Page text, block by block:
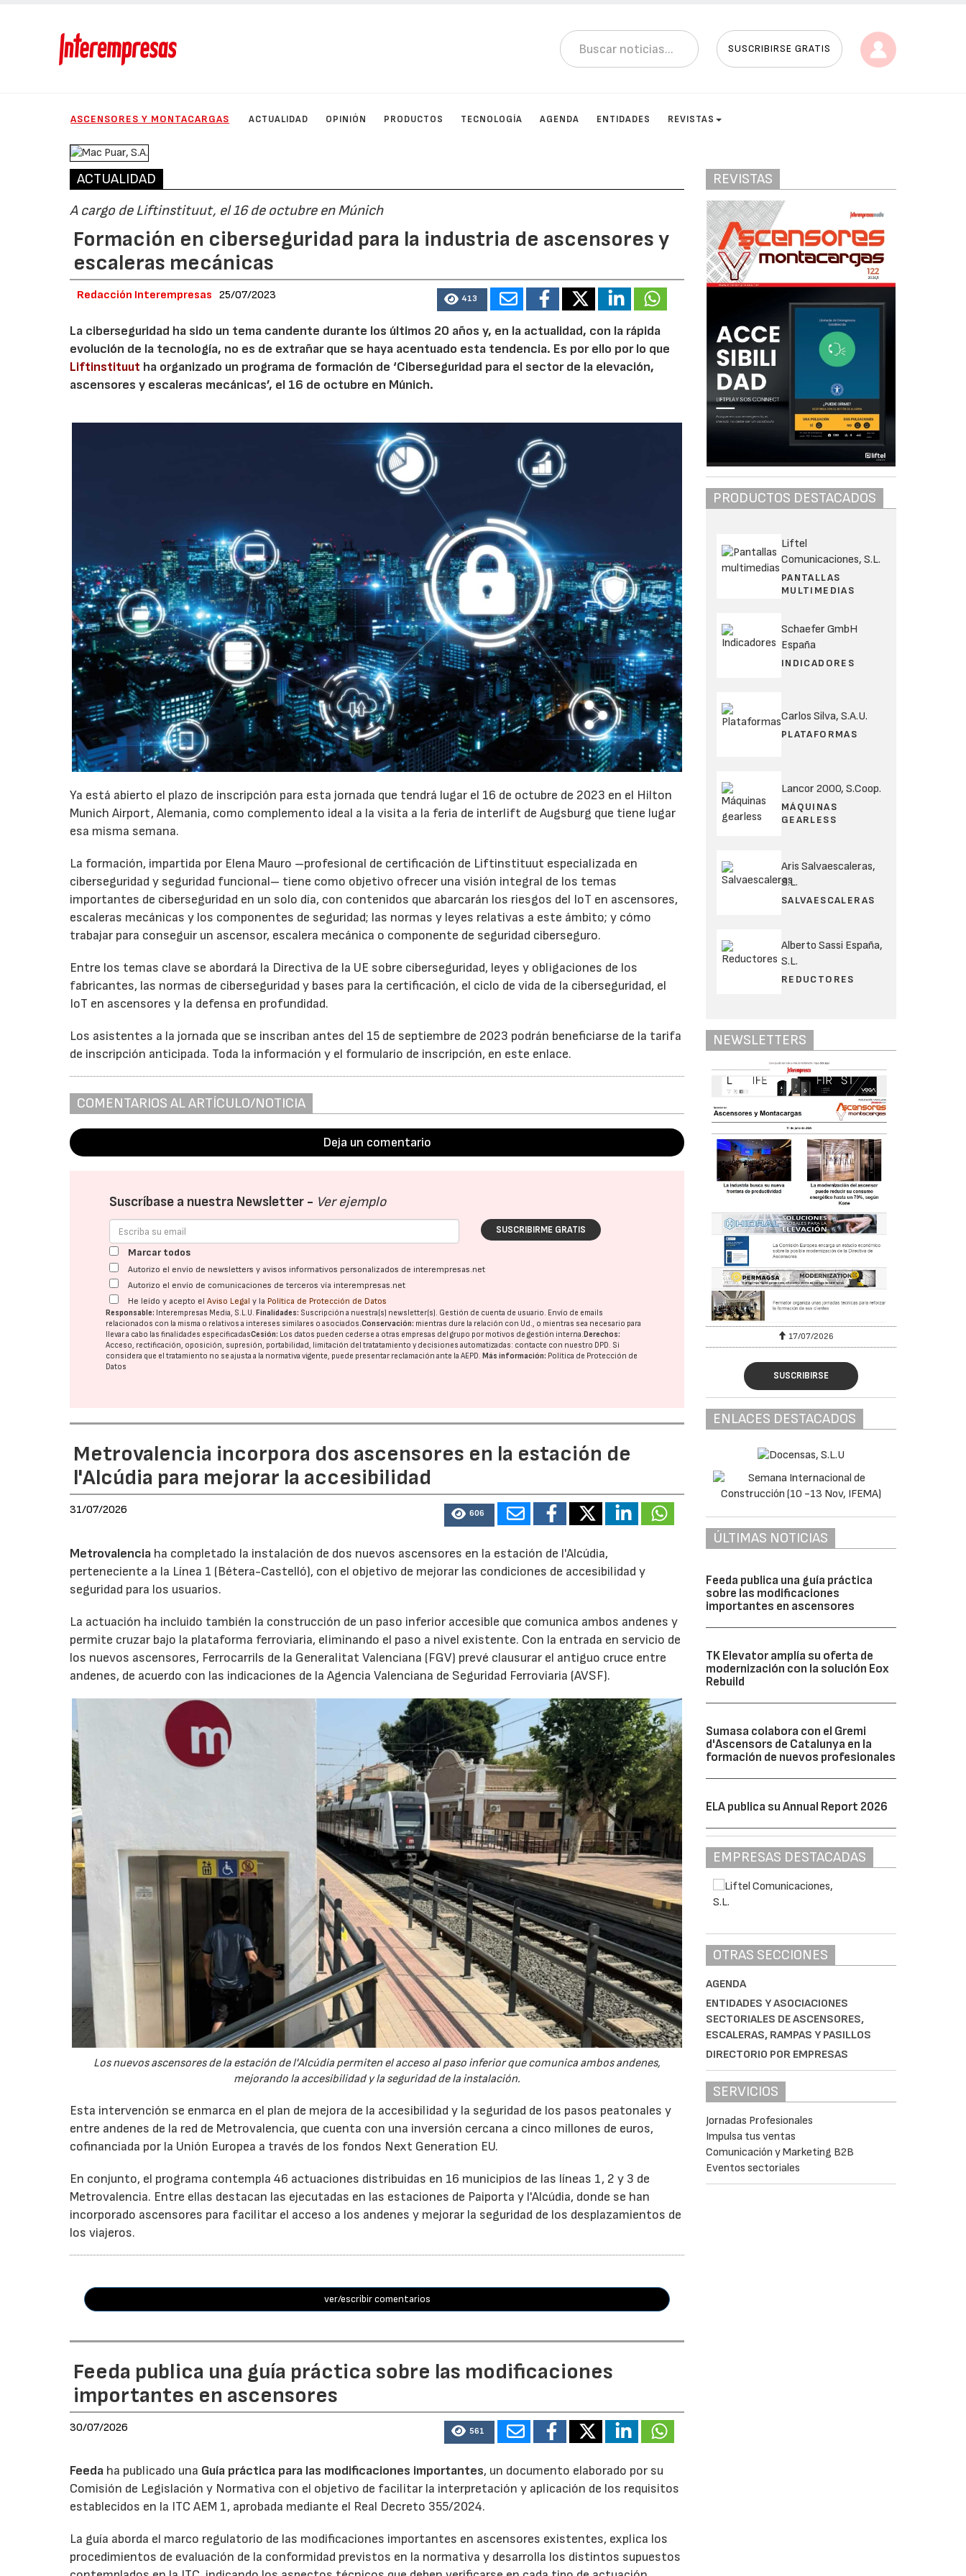
SUSCRIBIRSE GRATIS
ASCENSORES Y MONTACARGAS ACTUALIDAD OPINIÓN PRODUCTOS TECNOLOGÍA AGENDA ENTIDADES REVISTAS
ACTUALIDAD
A cargo de Liftinstituut, el 16 de octubre en Múnich
Formación en ciberseguridad para la industria de ascensores y
escaleras mecánicas
Redacción Interempresas 25/07/2023 413
La ciberseguridad ha sido un tema candente durante los últimos 20 años y, en la actualidad, con la rápida
evolución de la tecnología, no es de extrañar que se haya acentuado esta tendencia. Es por ello por lo que
Liftinstituut ha organizado un programa de formación de ‘Ciberseguridad para el sector de la elevación,
ascensores y escaleras mecánicas’, el 16 de octubre en Múnich.
Ya está abierto el plazo de inscripción para esta jornada que tendrá lugar el 16 de octubre de 2023 en el Hilton
Munich Airport, Alemania, como complemento ideal a la visita a la feria de interlift de Augsburg que tiene lugar
esa misma semana.
La formación, impartida por Elena Mauro –profesional de certificación de Liftinstituut especializada en
ciberseguridad y seguridad funcional– tiene como objetivo ofrecer una visión integral de los temas
importantes de ciberseguridad en un solo día, con contenidos que abarcarán los riesgos del IoT en ascensores,
escaleras mecánicas y los componentes de seguridad; las normas y leyes relativas a este ámbito; y cómo
trabajar para conseguir un ascensor, escalera mecánica o componente de seguridad ciberseguro.
Entre los temas clave se abordará la Directiva de la UE sobre ciberseguridad, leyes y obligaciones de los
fabricantes, las normas de ciberseguridad y bases para la certificación, el ciclo de vida de la ciberseguridad, el
IoT en ascensores y la defensa en profundidad.
Los asistentes a la jornada que se inscriban antes del 15 de septiembre de 2023 podrán beneficiarse de la tarifa
de inscripción anticipada. Toda la información y el formulario de inscripción, en este enlace.
COMENTARIOS AL ARTÍCULO/NOTICIA
Deja un comentario
Suscríbase a nuestra Newsletter - Ver ejemplo
SUSCRIBIRME GRATIS
Marcar todos
Autorizo el envío de newsletters y avisos informativos personalizados de interempresas.net
Autorizo el envío de comunicaciones de terceros vía interempresas.net
He leído y acepto elAviso Legal y la Política de Protección de Datos
Responsable: Interempresas Media, S.L.U. Finalidades: Suscripción a nuestra(s) newsletter(s). Gestión de cuenta de usuario. Envío de emails
relacionados con la misma o relativos a intereses similares o asociados.Conservación: mientras dure la relación con Ud., o mientras sea necesario para
llevar a cabo las finalidades especificadasCesión: Los datos pueden cederse a otras empresas del grupo por motivos de gestión interna. Derechos:
Acceso, rectificación, oposición, supresión, portabilidad, limitación del tratatamiento y decisiones automatizadas: contacte con nuestro DPD. Si
considera que el tratamiento no se ajusta a la normativa vigente, puede presentar reclamación ante laAEPD. Más información: Política de Protección de
Datos
Metrovalencia incorpora dos ascensores en la estación de
l'Alcúdia para mejorar la accesibilidad
31/07/2026 606
Metrovalencia ha completado la instalación de dos nuevos ascensores en la estación de l'Alcúdia,
perteneciente a la Línea 1 (Bétera-Castelló), con el objetivo de mejorar las condiciones de accesibilidad y
seguridad para los usuarios.
La actuación ha incluido también la construcción de un paso inferior accesible que comunica ambos andenes y
permite cruzar bajo la plataforma ferroviaria, eliminando el paso a nivel existente. Con la entrada en servicio de
los nuevos ascensores, Ferrocarrils de la Generalitat Valenciana (FGV) prevé clausurar el antiguo cruce entre
andenes, de acuerdo con las indicaciones de la Agencia Valenciana de Seguridad Ferroviaria (AVSF).
Los nuevos ascensores de la estación de l'Alcúdia permiten el acceso al paso inferior que comunica ambos andenes,
mejorando la accesibilidad y la seguridad de la instalación.
Esta intervención se enmarca en el plan de mejora de la accesibilidad y la seguridad de los pasos peatonales y
entre andenes de la red de Metrovalencia, que cuenta con una inversión cercana a cinco millones de euros,
cofinanciada por la Unión Europea a través de los fondos Next Generation EU.
En conjunto, el programa contempla 46 actuaciones distribuidas en 16 municipios de las líneas 1, 2 y 3 de
Metrovalencia. Entre ellas destacan las ejecutadas en las estaciones de Paiporta y l'Alcúdia, donde se han
incorporado ascensores para facilitar el acceso a los andenes y mejorar la seguridad de los desplazamientos de
los viajeros.
ver/escribir comentarios
Feeda publica una guía práctica sobre las modificaciones
importantes en ascensores
30/07/2026 561
Feeda ha publicado una Guía práctica para las modificaciones importantes, un documento elaborado por su
Comisión de Legislación y Normativa con el objetivo de facilitar la interpretación y aplicación de los requisitos
establecidos en la ITC AEM 1, aprobada mediante el Real Decreto 355/2024.
La guía aborda el marco regulatorio de las modificaciones importantes en ascensores existentes, explica los
procedimientos de evaluación de la conformidad previstos en la normativa y desarrolla los distintos supuestos
REVISTAS
PRODUCTOS DESTACADOS
Liftel
Comunicaciones, S.L.
PANTALLAS
MULTIMEDIAS
Schaefer GmbH
España
INDICADORES
Carlos Silva, S.A.U.
PLATAFORMAS
Lancor 2000, S.Coop.
MÁQUINAS
GEARLESS
Aris Salvaescaleras,
S.L.
SALVAESCALERAS
Alberto Sassi España,
S.L.
REDUCTORES
NEWSLETTERS
17/07/2026 31/07/2026 17/07/2026
SUSCRIBIRSE
ENLACES DESTACADOS
ÚLTIMAS NOTICIAS
Feeda publica una guía práctica
sobre las modificaciones
importantes en ascensores
TK Elevator amplía su oferta de
modernización con la solución Eox
Rebuild
Sumasa colabora con el Gremi
d'Ascensors de Catalunya en la
formación de nuevos profesionales
ELA publica su Annual Report 2026
EMPRESAS DESTACADAS
OTRAS SECCIONES
AGENDA
ENTIDADES Y ASOCIACIONES
SECTORIALES DE ASCENSORES,
ESCALERAS, RAMPAS Y PASILLOS
DIRECTORIO POR EMPRESAS
SERVICIOS
Jornadas Profesionales
Impulsa tus ventas
Comunicación y Marketing B2B
Eventos sectoriales